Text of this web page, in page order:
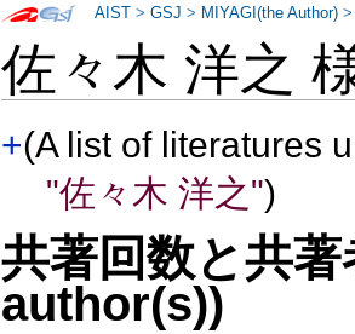
佐々木 洋之
+(A list of literatures
"佐々木 洋之")
共著回数と共
author(s))
AIST >GSJ > MIYAGI(the Author)